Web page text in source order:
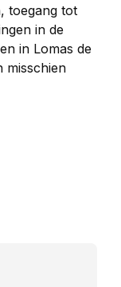
toegang tot
in de
in Lomas de
misschien